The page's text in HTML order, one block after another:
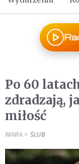
Po 60
zdradzają,
miłość
WIARA ŚLUB